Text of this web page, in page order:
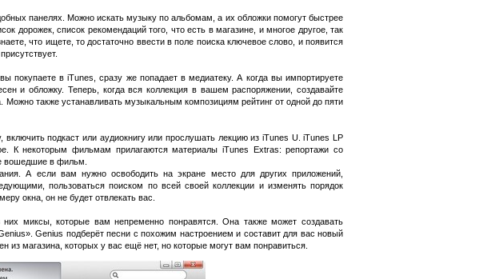
панелях. Можно искать музыку по альбомам, а их обложки помогут быстрее
дорожек, список рекомендаций того, что есть в магазине, и многое другое, так
что ищете, то достаточно ввести в поле поиска ключевое слово, и появится
в iTunes, сразу же попадает в медиатеку. А когда вы импортируете
и обложку. Теперь, когда вся коллекция в вашем распоряжении, создавайте
также устанавливать музыкальным композициям рейтинг от одной до пяти
подкаст или аудиокнигу или прослушать лекцию из iTunes U. iTunes LP
К некоторым фильмам прилагаются материалы iTunes Extras: репортажи со
вошедшие в фильм.
А если вам нужно освободить на экране место для других приложений,
пользоваться поиском по всей своей коллекции и изменять порядок
окна, он не будет отвлекать вас.
миксы, которые вам непременно понравятся. Она также может создавать
Genius подберёт песни с похожим настроением и составит для вас новый
магазина, которых у вас ещё нет, но которые могут вам понравиться.